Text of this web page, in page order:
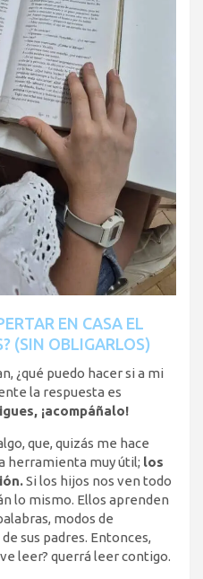
EN CASA EL
(SIN OBLIGARLOS)
¿qué puedo hacer si a mi
la respuesta es
¡acompáñalo!
que, quizás me hace
herramienta muy útil; los
Si los hijos nos ven todo
lo mismo. Ellos aprenden
modos de
sus padres. Entonces,
leer? querrá leer contigo.